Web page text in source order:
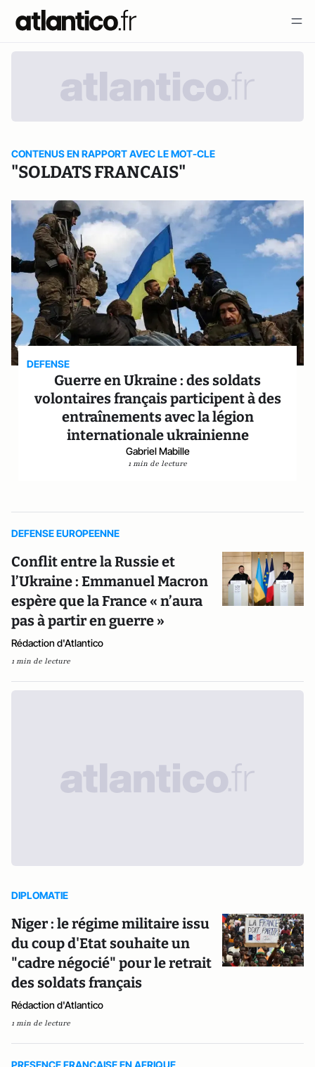
CONTENUS EN RAPPORT AVEC LE MOT-CLE
"SOLDATS FRANCAIS"
DEFENSE
Guerre en Ukraine : des soldats
volontaires français participent à des
entraînements avec la légion
internationale ukrainienne
Gabriel Mabille
1 min de lecture
DEFENSE EUROPEENNE
Conflit entre la Russie et
l’Ukraine : Emmanuel Macron
espère que la France « n’aura
pas à partir en guerre »
Rédaction d'Atlantico
1 min de lecture
DIPLOMATIE
Niger : le régime militaire issu
du coup d'Etat souhaite un
"cadre négocié" pour le retrait
des soldats français
Rédaction d'Atlantico
1 min de lecture
PRESENCE FRANCAISE EN AFRIQUE